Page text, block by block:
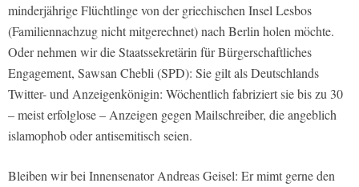
minderjährige Flüchtlinge von der griechischen Insel Lesbos
(Familiennachzug nicht mitgerechnet) nach Berlin holen möchte.
Oder nehmen wir die Staatssekretärin für Bürgerschaftliches
Engagement, Sawsan Chebli (SPD): Sie gilt als Deutschlands
Twitter- und Anzeigenkönigin: Wöchentlich fabriziert sie bis zu 30
– meist erfolglose – Anzeigen gegen Mailschreiber, die angeblich
islamophob oder antisemitisch seien.
Bleiben wir bei Innensenator Andreas Geisel: Er mimt gerne den